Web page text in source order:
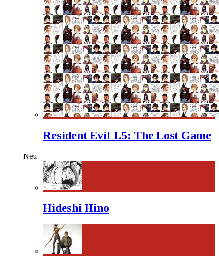
Resident Evil 1.5: The Lost Game
Neu
Hideshi Hino